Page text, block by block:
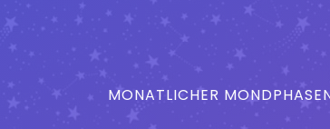
MONATLICHER